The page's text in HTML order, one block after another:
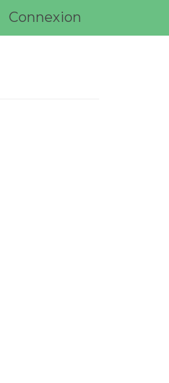
Connexion